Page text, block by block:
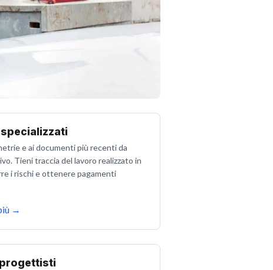
e ai documenti più recenti da
Tieni traccia del lavoro realizzato in
i rischi e ottenere pagamenti
→